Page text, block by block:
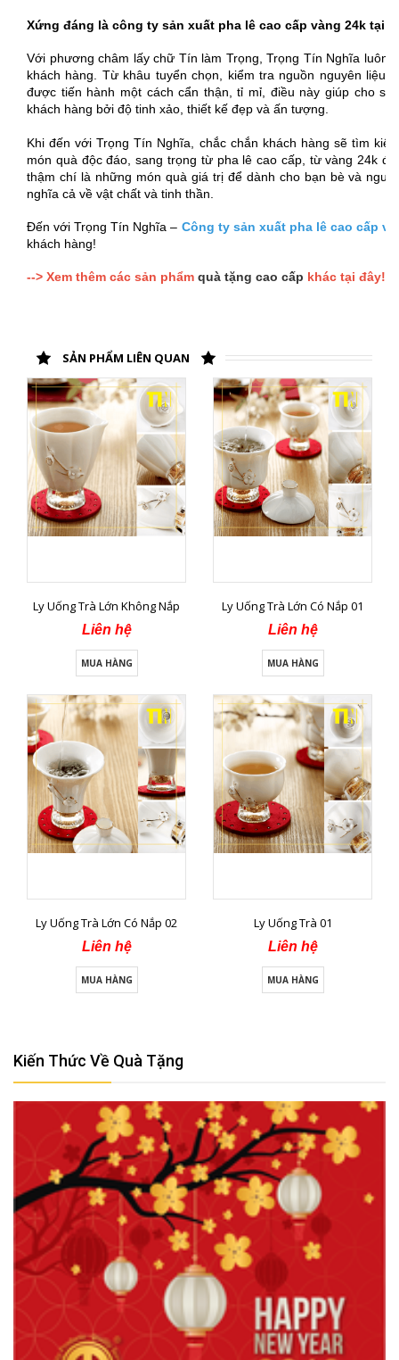
Xứng đáng là công ty sản xuất pha lê cao cấp vàng 24k tại
Với phương châm lấy chữ Tín làm Trọng, Trọng Tín Nghĩa luôn
khách hàng. Từ khâu tuyển chọn, kiểm tra nguồn nguyên liệu
được tiến hành một cách cẩn thận, tỉ mỉ, điều này giúp cho
khách hàng bởi độ tinh xảo, thiết kế đẹp và ấn tượng.
Khi đến với Trọng Tín Nghĩa, chắc chắn khách hàng sẽ tìm
món quà độc đáo, sang trọng từ pha lê cao cấp, từ vàng 24k
thậm chí là những món quà giá trị để dành cho bạn bè và
nghĩa cả về vật chất và tinh thần.
Đến với Trọng Tín Nghĩa – Công ty sản xuất pha lê cao cấp
khách hàng!
--> Xem thêm các sản phẩm quà tặng cao cấp khác tại đây!
SẢN PHẨM LIÊN QUAN
Ly Uống Trà Lớn Không Nắp
Liên hệ
MUA HÀNG
Ly Uống Trà Lớn Có Nắp 01
Liên hệ
MUA HÀNG
Ly Uống Trà Lớn Có Nắp 02
Liên hệ
MUA HÀNG
Ly Uống Trà 01
Liên hệ
MUA HÀNG
Kiến Thức Về Quà Tặng